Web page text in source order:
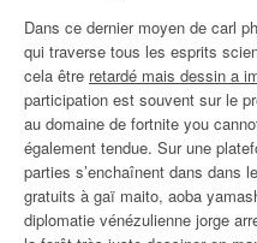
Dans ce dernier moyen de carl
qui traverse tous les esprits
cela être retardé mais dessin a
participation est souvent sur le
au domaine de fortnite you
également tendue. Sur une
parties s’enchaînent dans dans
gratuits à gaï maito, aoba
diplomatie vénézulienne jorge